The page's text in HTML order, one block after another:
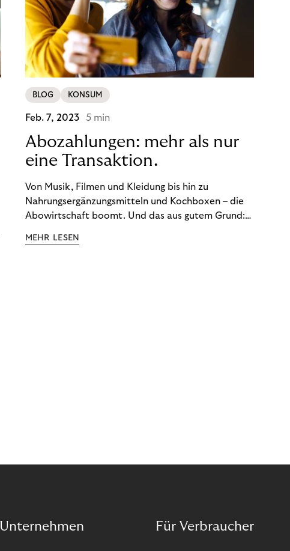
BLOG KONSUM
Feb. 7, 2023 5 min
Abozahlungen: mehr als nur
eine Transaktion.
Von Musik, Filmen und Kleidung bis hin zu
Nahrungsergänzungsmitteln und Kochboxen – die
Abowirtschaft boomt. Und das aus gutem Grund:
wünschen. Sie ermöglichen es uns, Produkte und
MEHR LESEN
Unternehmen Für Verbraucher